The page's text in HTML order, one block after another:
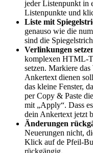
jeder Listenpunkt in
Listenpunkte und
Liste mit
genauso wie die
sind die
Verlinkungen
komplexen HTML-
setzen. Markiere
Ankertext dienen
das kleine Fenster,
per Copy & Paste
mit „Apply“. Dass
dein Ankertext jetzt
Änderungen
Neuerungen nicht,
Klick auf de Pfeil-
rückgängig.